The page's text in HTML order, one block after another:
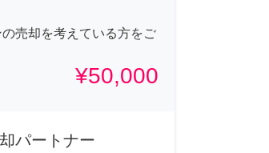
売却を考えている方をご
¥50,000
パートナー